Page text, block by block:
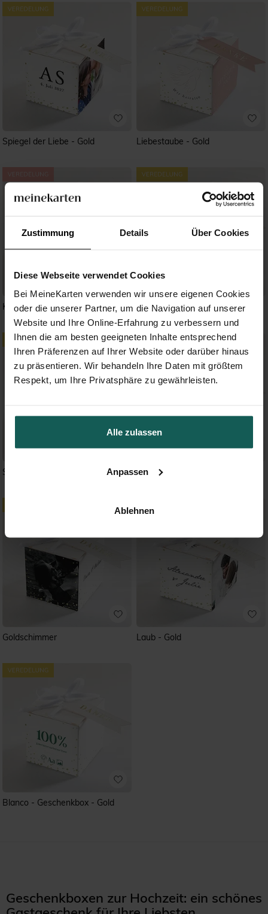
Zustimmung Details Über Cookies
Diese Webseite verwendet Cookies
Bei MeineKarten verwenden wir unsere eigenen Cookies
oder die unserer Partner, um die Navigation auf unserer
Website und Ihre Online-Erfahrung zu verbessern und
Ihnen die am besten geeigneten Inhalte entsprechend
Ihren Präferenzen auf Ihrer Website oder darüber hinaus
zu präsentieren. Wir behandeln Ihre Daten mit größtem
Respekt, um Ihre Privatsphäre zu gewährleisten.
Alle zulassen
Anpassen
Ablehnen
Spiegel der Liebe - Gold Liebestaube - Gold
Kupferschimmer Poetisch
Schlichtheit Goldkranz - Gold
Goldschimmer Laub - Gold
Blanco - Geschenkbox - Gold
Geschenkboxen zur Hochzeit: ein schönes